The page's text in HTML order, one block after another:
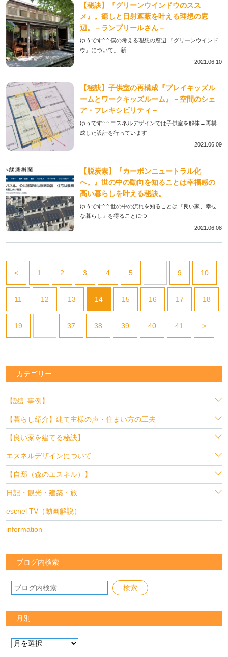
【秘訣】『グリーンウインドウのスス
メ』。癒しと日射遮蔽を叶える理想の窓
辺。－ランプリールさん－
ゆうです^ ^ 僕の考える理想の窓辺 『グリーンウインド
ウ』について。 新
2021.06.10
【秘訣】子供室の再構成『プレイキッズル
ームとワークキッズルーム』－空間のシェ
ア・フレキシビリティ－
ゆうです^ ^ エスネルデザインでは子供室を解体→再構
成した設計を行っています
2021.06.09
【脱炭素】『カーボンニュートラル化
へ。』世の中の動向を知ることは幸福感の
高い暮らしを叶える秘訣。
ゆうです^ ^ 世の中の流れを知ることは『良い家、幸せ
な暮らし』を得ることにつ
2021.06.08
< 1 2 3 4 5 9 10
11 12 13 14 15 16 17 18
19 37 38 39 40 41 >
カテゴリー
【設計事例】
【暮らし紹介】建て主様の声・住まい方の工夫
【良い家を建てる秘訣】
エスネルデザインについて
【自邸（森のエスネル）】
日記・観光・建築・旅
escnel TV（動画解説）
information
ブログ内検索
月別